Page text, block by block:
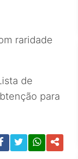
raridade
de
para